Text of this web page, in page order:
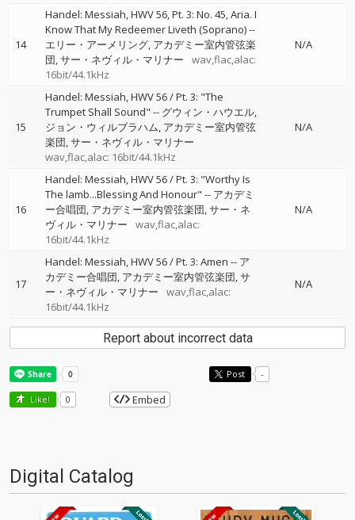
14
Handel: Messiah, HWV 56, Pt. 3: No. 45, Aria. I
Know That My Redeemer Liveth (Soprano)--
エリー・アーメリング アカデミー室内管弦楽
団 サー・ネヴィル・マリナー
wav,flac,alac:
16bit/44.1kHz
N/A
15
Handel: Messiah, HWV 56 / Pt. 3: "The
Trumpet Shall Sound" -- グウィン・ハウエル
ジョン・ウィルブラハム アカデミー室内管弦
楽団 サー・ネヴィル・マリナー
wav,flac,alac: 16bit/44.1kHz
N/A
16
Handel: Messiah, HWV 56 / Pt. 3: "Worthy Is
The lamb...Blessing And Honour" -- アカデミ
ー合唱団 アカデミー室内管弦楽団 サー・ネ
ヴィル・マリナー
wav,flac,alac:
16bit/44.1kHz
N/A
17
Handel: Messiah, HWV 56 / Pt. 3: Amen -- ア
カデミー合唱団 アカデミー室内管弦楽団 サ
ー・ネヴィル・マリナー
wav,flac,alac:
16bit/44.1kHz
N/A
Report about incorrect data
Post -
Like! 0 Embed
Digital Catalog